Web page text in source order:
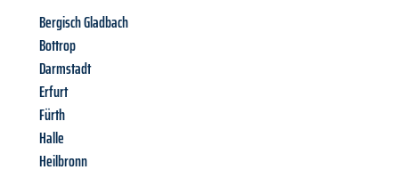
Bergisch Gladbach
Bottrop
Darmstadt
Erfurt
Fürth
Halle
Heilbronn